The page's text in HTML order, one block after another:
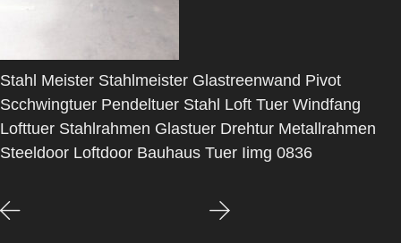
Stahl Meister Stahlmeister Glastreenwand Pivot
Scchwingtuer Pendeltuer Stahl Loft Tuer Windfang
Lofttuer Stahlrahmen Glastuer Drehtur Metallrahmen
Steeldoor Loftdoor Bauhaus Tuer Iimg 0836